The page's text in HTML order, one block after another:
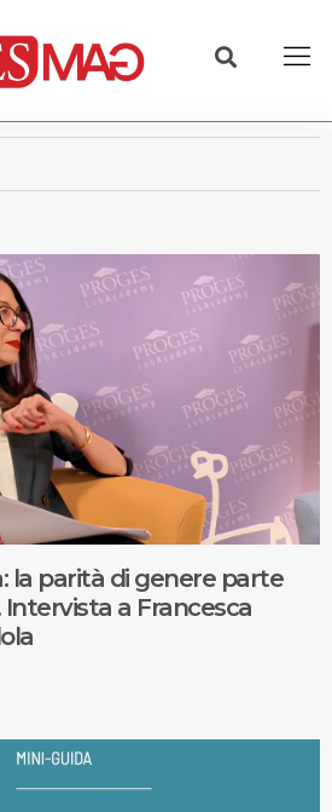
la parità di genere parte
a Francesca